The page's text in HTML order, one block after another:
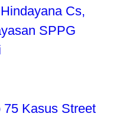
Cs,
SPPG
Kasus Street